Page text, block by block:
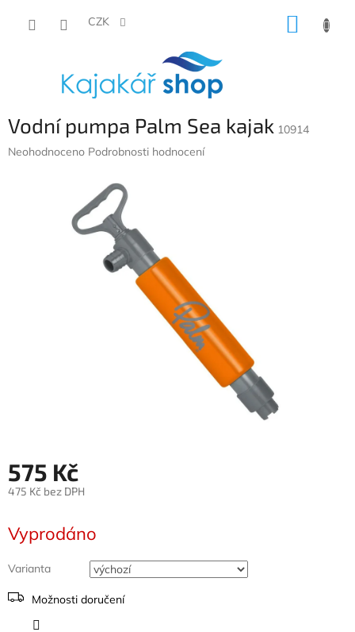
CZK
Vodní pumpa Palm Sea kajak 10914
Průměrné
Neohodnoceno Podrobnosti hodnocení
575 Kč
475 Kč bez DPH
cena:
Vyprodáno
Varianta
Možnosti doručení